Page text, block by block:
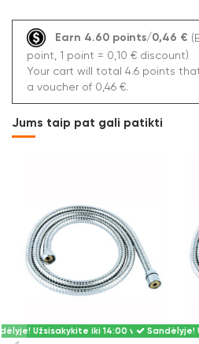
Earn 4.60 points/0,46 €
point, 1 point = 0,10 € discount)
Your cart will total 4.6 points
a voucher of 0,46 €.
Jums taip pat gali patikti
Užsisakykite iki 14:00 val. ir gaukite
Sandėlyje!